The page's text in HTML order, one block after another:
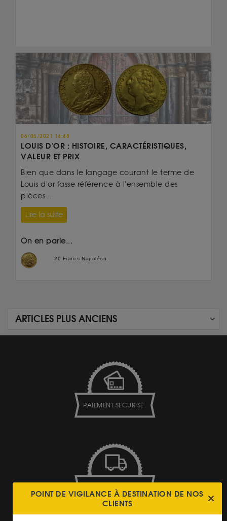
06/05/2021 14:48
LOUIS D'OR : HISTOIRE, CARACTÉRISTIQUES,
VALEUR ET PRIX
Bien que dans le langage courant le terme de
Louis d'or fasse référence à l'ensemble des
pièces...
Lire la suite
On en parle...
20 Francs Napoléon
ARTICLES PLUS ANCIENS
PAIEMENT SECURISÉ
LIVRAISON ASSURÉE
POINT DE VIGILANCE À DESTINATION DE NOS
CLIENTS